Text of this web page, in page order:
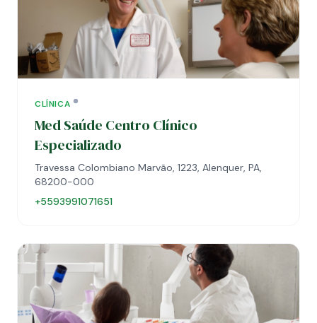
CLÍNICA
Med Saúde Centro Clínico
Especializado
Travessa Colombiano Marvão, 1223, Alenquer, PA,
68200-000
+5593991071651